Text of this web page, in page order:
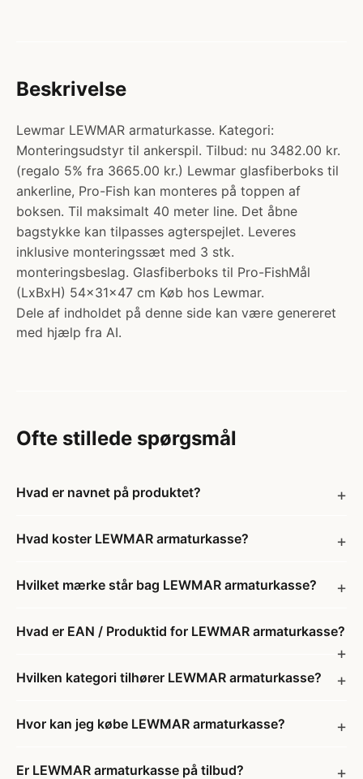
Beskrivelse
Lewmar LEWMAR armaturkasse. Kategori:
Monteringsudstyr til ankerspil. Tilbud: nu 3482.00 kr.
(regalo 5% fra 3665.00 kr.) Lewmar glasfiberboks til
ankerline, Pro-Fish kan monteres på toppen af
boksen. Til maksimalt 40 meter line. Det åbne
bagstykke kan tilpasses agterspejlet. Leveres
inklusive monteringssæt med 3 stk.
monteringsbeslag. Glasfiberboks til Pro-FishMål
(LxBxH) 54x31x47 cm Køb hos Lewmar.
Dele af indholdet på denne side kan være genereret
med hjælp fra AI.
Ofte stillede spørgsmål
Hvad er navnet på produktet?
Hvad koster LEWMAR armaturkasse?
Hvilket mærke står bag LEWMAR armaturkasse?
Hvad er EAN / Produktid for LEWMAR armaturkasse?
Hvilken kategori tilhører LEWMAR armaturkasse?
Hvor kan jeg købe LEWMAR armaturkasse?
Er LEWMAR armaturkasse på tilbud?